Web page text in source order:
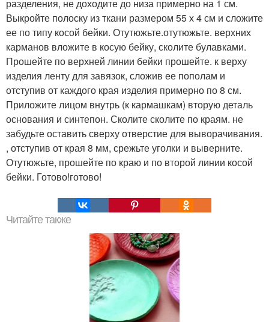
разделения, не доходите до низа примерно на 1 см.
Выкройте полоску из ткани размером 55 х 4 см и сложите
ее по типу косой бейки. Отутюжьте.отутюжьте. верхних
карманов вложите в косую бейку, сколите булавками.
Прошейте по верхней линии бейки прошейте. к верху
изделия ленту для завязок, сложив ее пополам и
отступив от каждого края изделия примерно по 8 см.
Приложите лицом внутрь (к кармашкам) вторую деталь
основания и синтепон. Сколите сколите по краям. не
забудьте оставить сверху отверстие для выворачивания.
, отступив от края 8 мм, срежьте уголки и выверните.
Отутюжьте, прошейте по краю и по второй линии косой
бейки. Готово!готово!
Читайте также